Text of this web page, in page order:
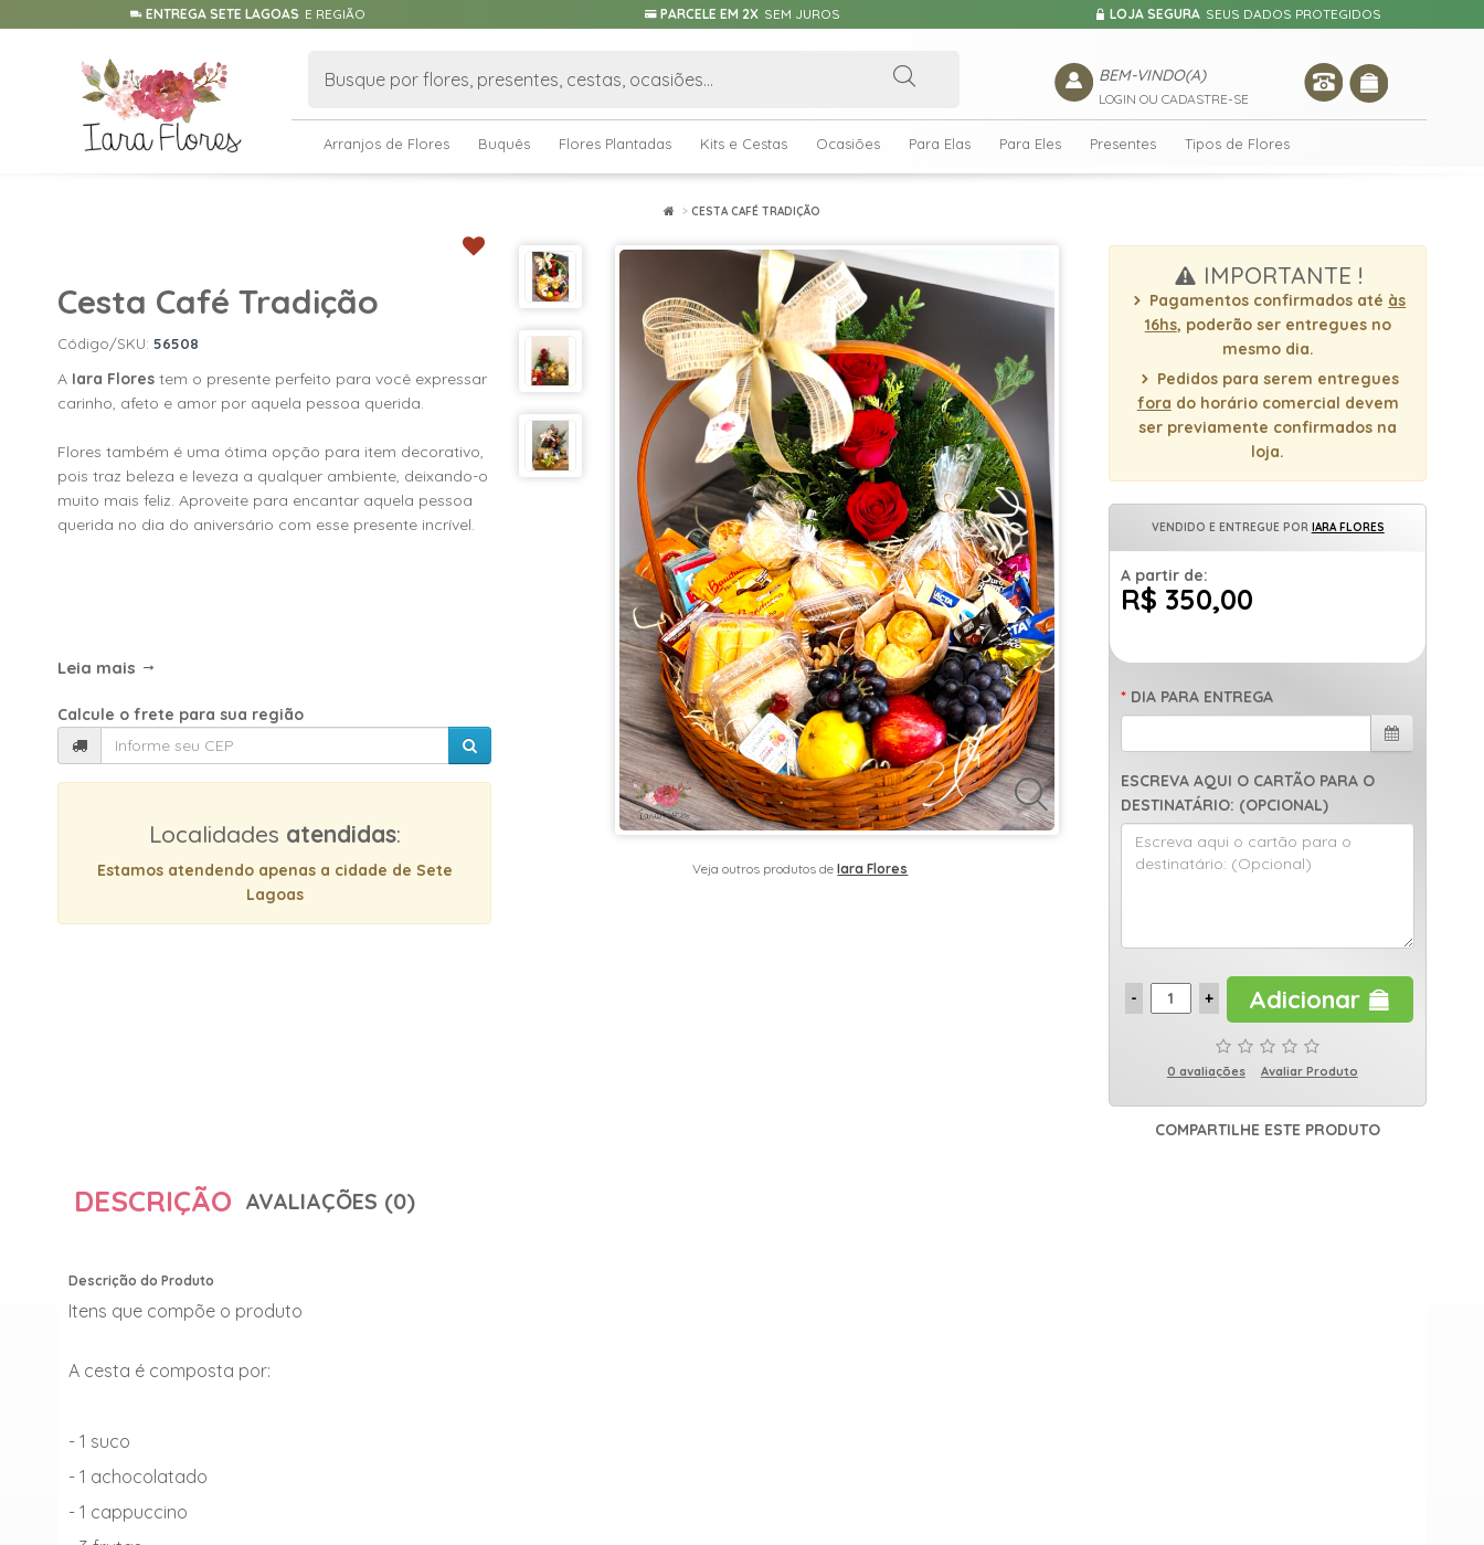
ENTREGA SETE LAGOAS E REGIÃO PARCELE EM 2X SEM JUROS LOJA SEGURA SEUS DADOS PROTEGIDOS
BEM-VINDO(A)
LOGIN OU CADASTRE-SE
Arranjos de Flores Buquês Flores Plantadas Kits e Cestas Ocasiões Para Elas Para Eles Presentes Tipos de Flores
CESTA CAFÉ TRADIÇÃO
Cesta Café Tradição
Código/SKU: 56508
A Iara Flores tem o presente perfeito para você expressar
carinho, afeto e amor por aquela pessoa querida.
Flores também é uma ótima opção para item decorativo,
pois traz beleza e leveza a qualquer ambiente, deixando-o
muito mais feliz. Aproveite para encantar aquela pessoa
querida no dia do aniversário com esse presente incrível.
Leia mais
Calcule o frete para sua região
Localidades atendidas:
Estamos atendendo apenas a cidade de Sete
Lagoas
Veja outros produtos deIara Flores
IMPORTANTE !
Pagamentos confirmados até às
16hs, poderão ser entregues no
mesmo dia.
Pedidos para serem entregues
fora do horário comercial devem
ser previamente confirmados na
loja.
VENDIDO E ENTREGUE POR IARA FLORES
A partir de:
R$ 350,00
DIA PARA ENTREGA
ESCREVA AQUI O CARTÃO PARA O
DESTINATÁRIO: (OPCIONAL)
Adicionar
0 avaliações Avaliar Produto
COMPARTILHE ESTE PRODUTO
DESCRIÇÃO AVALIAÇÕES (0)
Descrição do Produto
Itens que compõe o produto
A cesta é composta por:
- 1 suco
- 1 achocolatado
- 1 cappuccino